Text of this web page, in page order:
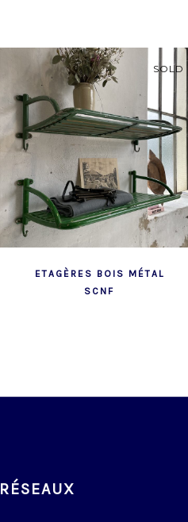
SOLD
ETAGÈRES BOIS MÉTAL
SCNF
RÉSEAUX